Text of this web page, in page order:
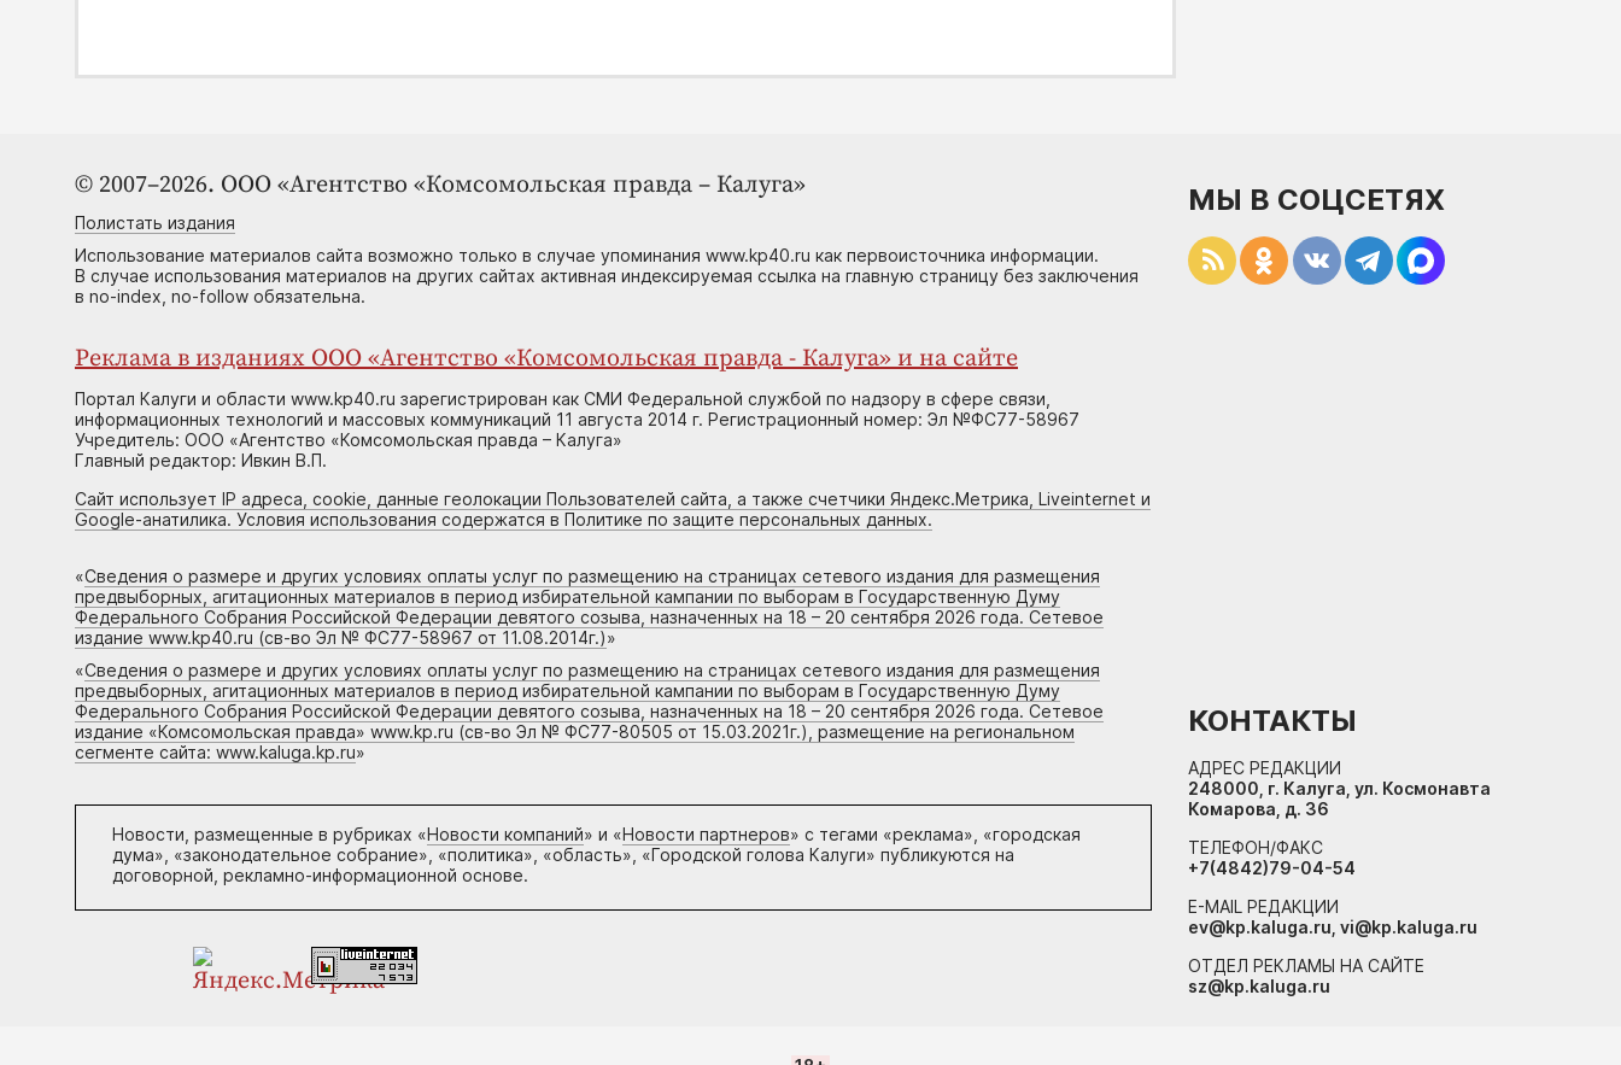
© 2007–2026. ООО «Агентство «Комсомольская правда – Калуга»
Полистать издания
Использование материалов сайта возможно только в случае упоминания www.kp40.ru как первоисточника информации.
В случае использования материалов на других сайтах активная индексируемая ссылка на главную страницу без заключения
в no-index, no-follow обязательна.
Реклама в изданиях ООО «Агентство «Комсомольская правда - Калуга» и на сайте
Портал Калуги и области www.kp40.ru зарегистрирован как СМИ Федеральной службой по надзору в сфере связи,
информационных технологий и массовых коммуникаций 11 августа 2014 г. Регистрационный номер: Эл №ФС77-58967
Учредитель: ООО «Агентство «Комсомольская правда – Калуга»
Главный редактор: Ивкин В.П.
Сайт использует IP адреса, cookie, данные геолокации Пользователей сайта, а также счетчики Яндекс.Метрика, Liveinternet и
Google-анатилика. Условия использования содержатся в Политике по защите персональных данных.
«Сведения о размере и других условиях оплаты услуг по размещению на страницах сетевого издания для размещения
предвыборных, агитационных материалов в период избирательной кампании по выборам в Государственную Думу
Федерального Собрания Российской Федерации девятого созыва, назначенных на 18 – 20 сентября 2026 года. Сетевое
издание www.kp40.ru (св-во Эл № ФС77-58967 от 11.08.2014г.)»
«Сведения о размере и других условиях оплаты услуг по размещению на страницах сетевого издания для размещения
предвыборных, агитационных материалов в период избирательной кампании по выборам в Государственную Думу
Федерального Собрания Российской Федерации девятого созыва, назначенных на 18 – 20 сентября 2026 года. Сетевое
издание «Комсомольская правда» www.kp.ru (св-во Эл № ФС77-80505 от 15.03.2021г.), размещение на региональном
сегменте сайта: www.kaluga.kp.ru»
Новости, размещенные в рубриках «Новости компаний» и «Новости партнеров» с тегами «реклама», «городская
дума», «законодательное собрание», «политика», «область», «Городской голова Калуги» публикуются на
договорной, рекламно-информационной основе.
МЫ В СОЦСЕТЯХ
КОНТАКТЫ
АДРЕС РЕДАКЦИИ
248000, г. Калуга, ул. Космонавта
Комарова, д. 36
ТЕЛЕФОН/ФАКС
+7(4842)79-04-54
E-MAIL РЕДАКЦИИ
ev@kp.kaluga.ru, vi@kp.kaluga.ru
ОТДЕЛ РЕКЛАМЫ НА САЙТЕ
sz@kp.kaluga.ru